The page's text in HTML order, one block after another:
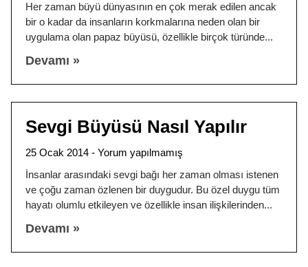
Her zaman büyü dünyasının en çok merak edilen ancak
bir o kadar da insanların korkmalarına neden olan bir
uygulama olan papaz büyüsü, özellikle birçok türünde
Devamı »
Sevgi Büyüsü Nasıl Yapılır
25 Ocak 2014
Yorum yapılmamış
İnsanlar arasındaki sevgi bağı her zaman olması istenen
ve çoğu zaman özlenen bir duygudur. Bu özel duygu tüm
hayatı olumlu etkileyen ve özellikle insan ilişkilerinden
Devamı »